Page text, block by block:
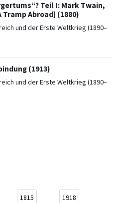
Teil I: Mark Twain,
Abroad] (1880)
und der Erste Weltkrieg (1890–
(1913)
und der Erste Weltkrieg (1890–
1815
1918